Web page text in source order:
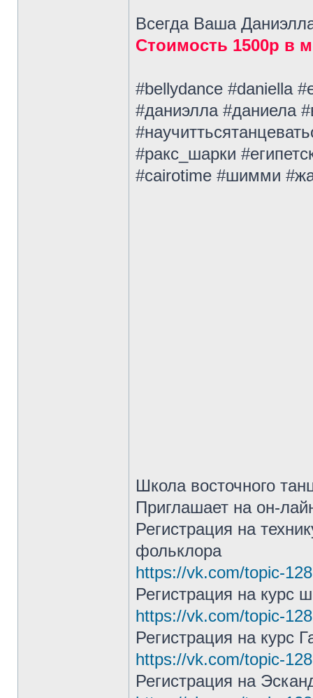
Всегда Ваша
Стоимость 1500р в
#bellydance #daniella
#даниэлла #даниела
#ракс_шарки
#cairotime #шимми
Школа восточного
Приглашает на он-
Регистрация на
фольклора
https://vk.com/topic-
Регистрация на курс
https://vk.com/topic-
Регистрация на курс
https://vk.com/topic-
Регистрация на